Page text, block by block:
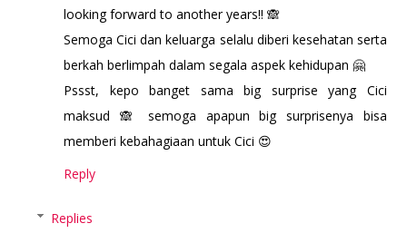
looking forward to another years!! 🙈
Semoga Cici dan keluarga selalu diberi kesehatan serta
berkah berlimpah dalam segala aspek kehidupan 🤗
Pssst, kepo banget sama big surprise yang Cici
maksud 🙈 semoga apapun big surprisenya bisa
memberi kebahagiaan untuk Cici 😍
Reply
Replies